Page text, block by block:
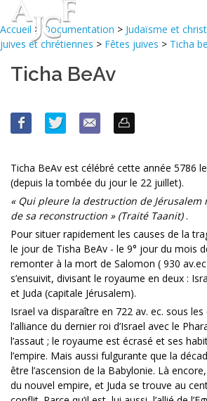
Accueil >Documentation > Judaïsme et
juives et chrétiennes > Fêtes juives > Ticha
Ticha BeAv
Ticha BeAv est célébré cette année 5786
(depuis la tombée du jour le 22 juillet).
« Qui pleure la destruction de
de sa reconstruction » (Traité Taanit).
Pour situer rapidement les causes de la
le jour de Tisha BeAv - le 9° jour du mois
remonter à la mort de Salomon ( 930
s’ensuivit, divisant le royaume en deux :
et Juda (capitale Jérusalem).
Israel va disparaître en 722 av. ec. sous les
l’alliance du dernier roi d’Israel avec le
l’assaut ; le royaume est écrasé et ses
l’empire. Mais aussi fulgurante que la
être l’ascension de la Babylonie. Là
du nouvel empire, et Juda se trouve au